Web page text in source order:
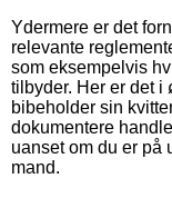
Ydermere er det
relevante
som eksempelvis
tilbyder. Her er det
bibeholder sin
dokumentere
uanset om du er på
mand.